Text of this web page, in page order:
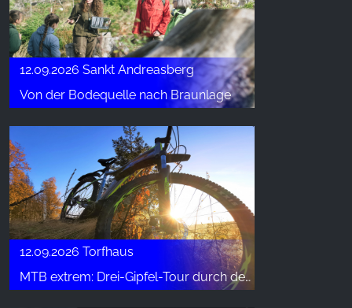
12.09.2026 Sankt Andreasberg
Von der Bodequelle nach Braunlage
12.09.2026 Torfhaus
MTB extrem: Drei-Gipfel-Tour durch den Hochharz